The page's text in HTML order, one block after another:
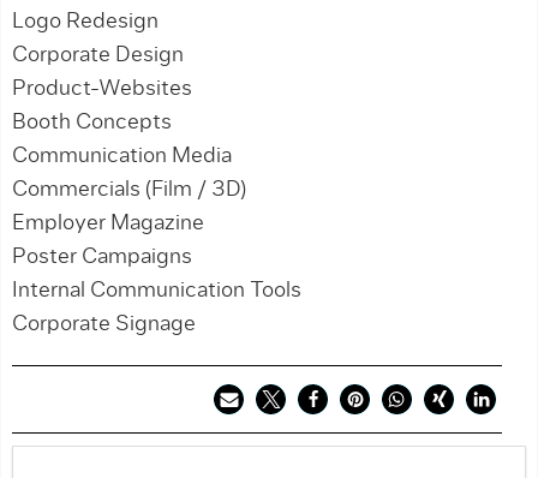
Logo Redesign
Corporate Design
Product-Websites
Booth Concepts
Communication Media
Commercials (Film / 3D)
Employer Magazine
Poster Campaigns
Internal Communication Tools
Corporate Signage